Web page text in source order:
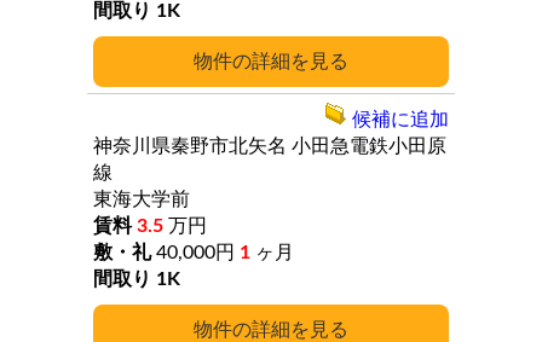
詳細
1K
詳細
神奈川県秦野市北矢名 小田急電鉄小田原
線
東海大学前
3.5 万円
40,000円 1 ヶ月
1K
候補に追加